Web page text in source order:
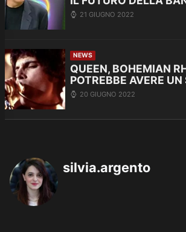
21 GIUGNO 2022
NEWS
QUEEN, BOHEMIAN
POTREBBE AVERE UN
20 GIUGNO 2022
silvia.argento